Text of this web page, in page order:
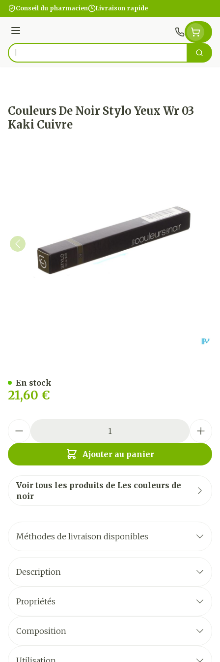
Aller au contenu
Conseil du pharmacien Livraison rapide
Menu
Rechercher
Couleurs De Noir Stylo Yeux Wr 03
Kaki Cuivre
21,60 €
Ajouter au panier
En stock
Voir tous les produits de Les couleurs de
noir
Méthodes de livraison disponibles
Description
Propriétés
Composition